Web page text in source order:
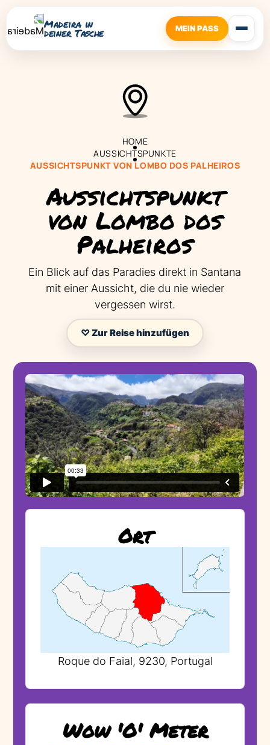
Madeira in
deiner Tasche MEIN PASS
HOME
AUSSICHTSPUNKTE
AUSSICHTSPUNKT VON LOMBO DOS PALHEIROS
Aussichtspunkt
von Lombo dos
Palheiros
Ein Blick auf das Paradies direkt in Santana
mit einer Aussicht, die du nie wieder
vergessen wirst.
♡ Zur Reise hinzufügen
Ort
Roque do Faial, 9230, Portugal
Wow 'O' Meter